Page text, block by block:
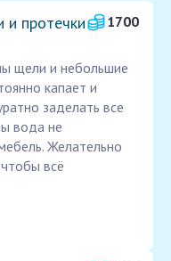
протечки
1700
щели и небольшие
капает и
заделать все
вода не
Желательно
всё